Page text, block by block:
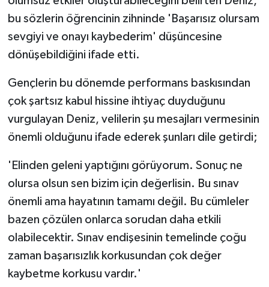
bu sözlerin öğrencinin zihninde 'Başarısız olursam
sevgiyi ve onayı kaybederim' düşüncesine
dönüşebildiğini ifade etti.
Gençlerin bu dönemde performans baskısından
çok şartsız kabul hissine ihtiyaç duyduğunu
vurgulayan Deniz, velilerin şu mesajları vermesinin
önemli olduğunu ifade ederek şunları dile getirdi;
'Elinden geleni yaptığını görüyorum. Sonuç ne
olursa olsun sen bizim için değerlisin. Bu sınav
önemli ama hayatının tamamı değil. Bu cümleler
bazen çözülen onlarca sorudan daha etkili
olabilecektir. Sınav endişesinin temelinde çoğu
zaman başarısızlık korkusundan çok değer
kaybetme korkusu vardır.'